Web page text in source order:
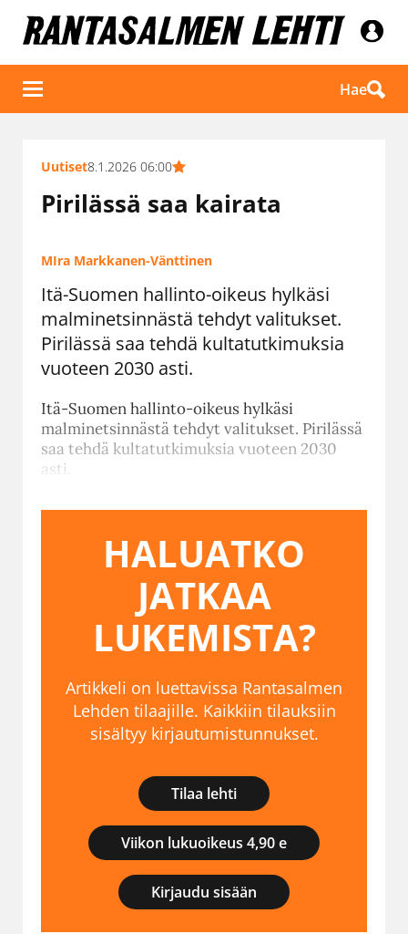
Hae
Uutiset8.1.2026 06:00
Pirilässä saa kairata
MIra Markkanen-Vänttinen
Itä-Suomen hallinto-oikeus hylkäsi
malminetsinnästä tehdyt valitukset.
Pirilässä saa tehdä kultatutkimuksia
vuoteen 2030 asti.
Itä-Suomen hallinto-oikeus hylkäsi
malminetsinnästä tehdyt valitukset. Pirilässä
saa tehdä kultatutkimuksia vuoteen 2030
asti.
HALUATKO
JATKAA
LUKEMISTA?
Artikkeli on luettavissa Rantasalmen
Lehden tilaajille. Kaikkiin tilauksiin
sisältyy kirjautumistunnukset.
Tilaa lehti
Viikon lukuoikeus 4,90 e
Kirjaudu sisään